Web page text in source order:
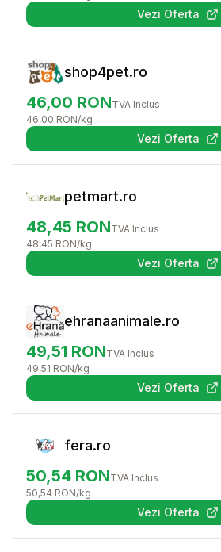
Vezi Oferta
(se
shop4pet.ro
46,00 RONTVA Inclus
46,00 RON/kg
Vezi Oferta
(se
petmart.ro
48,45 RONTVA Inclus
48,45 RON/kg
Vezi Oferta
(se
ehranaanimale.ro
49,51 RONTVA Inclus
49,51 RON/kg
Vezi Oferta
(se
fera.ro
50,54 RONTVA Inclus
50,54 RON/kg
Vezi Oferta
(se